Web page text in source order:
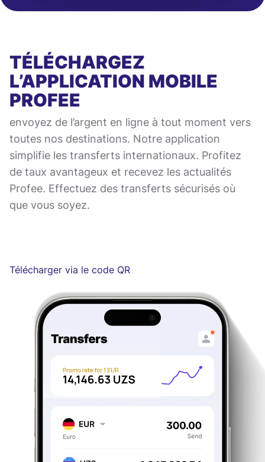
TÉLÉCHARGEZ
L’APPLICATION MOBILE
PROFEE
envoyez de l’argent en ligne à tout moment vers
toutes nos destinations. Notre application
simplifie les transferts internationaux. Profitez
de taux avantageux et recevez les actualités
Profee. Effectuez des transferts sécurisés où
que vous soyez.
Télécharger via le code QR